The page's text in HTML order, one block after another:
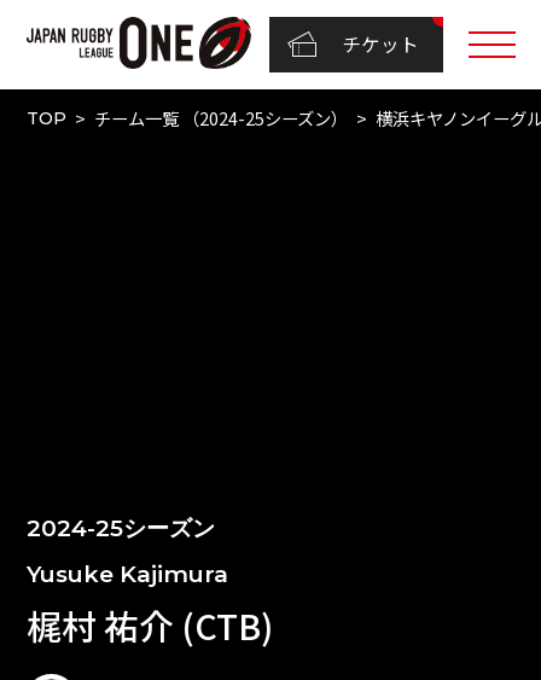
チケット
TOP チーム一覧 （2024-25シーズン） 横浜キヤノンイーグ
2024-25シーズン
Yusuke Kajimura
梶村 祐介 (CTB)